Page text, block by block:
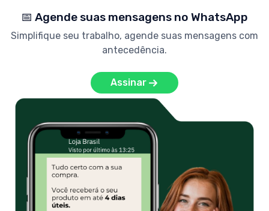
📅 Agende suas mensagens no WhatsApp
Simplifique seu trabalho, agende suas mensagens com
antecedência.
Assinar